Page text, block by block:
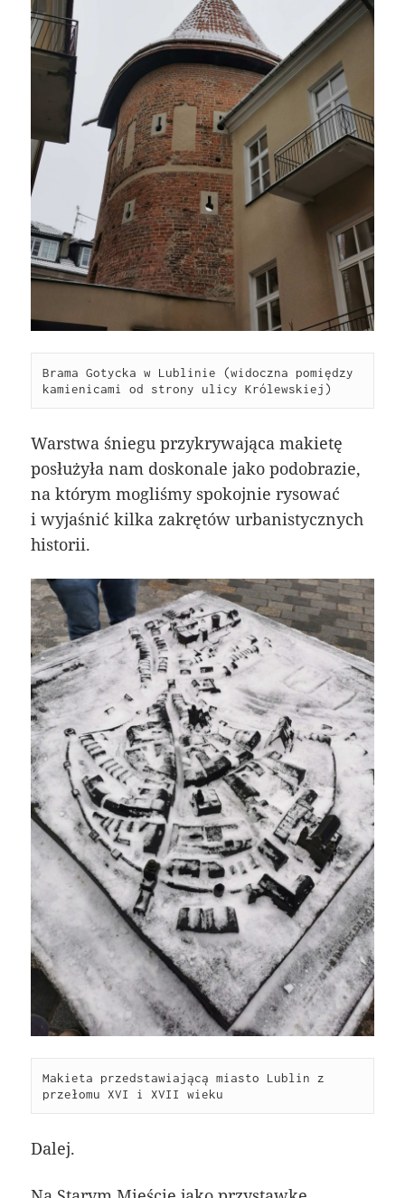
Brama Gotycka w Lublinie (widoczna pomiędzy
kamienicami od strony ulicy Królewskiej)
Warstwa śniegu przykrywająca makietę
posłużyła nam doskonale jako podobrazie,
na którym mogliśmy spokojnie rysować
i wyjaśnić kilka zakrętów urbanistycznych
historii.
Makieta przedstawiającą miasto Lublin z
przełomu XVI i XVII wieku
Dalej.